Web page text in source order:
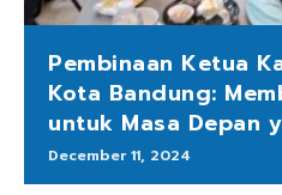
Pembinaan Ketua
Kota Bandung:
untuk Masa Depan
December 11, 2024